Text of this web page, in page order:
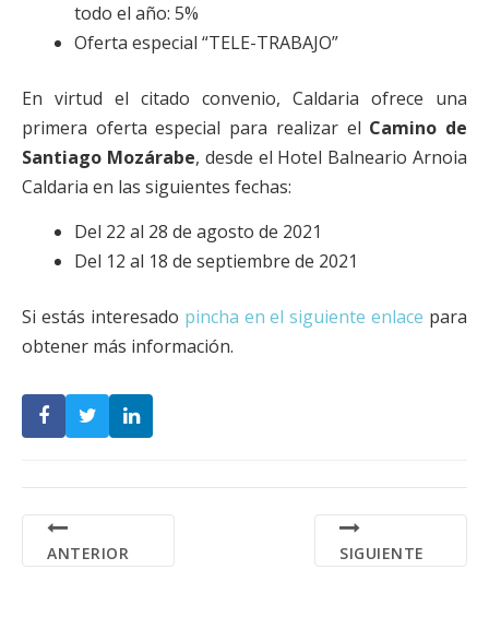
todo el año: 5%
Oferta especial “TELE-TRABAJO”
En virtud el citado convenio, Caldaria ofrece una
primera oferta especial para realizar el Camino de
Santiago Mozárabe, desde el Hotel Balneario Arnoia
Caldaria en las siguientes fechas:
Del 22 al 28 de agosto de 2021
Del 12 al 18 de septiembre de 2021
Si estás interesado pincha en el siguiente enlace para
obtener más información.
ANTERIOR SIGUIENTE